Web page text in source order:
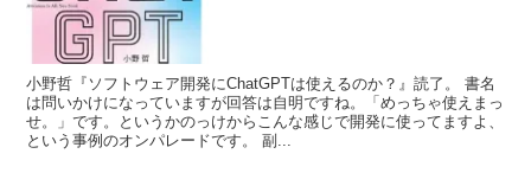
小野哲『ソフトウェア開発にChatGPTは使えるのか？』読了。 書名
は問いかけになっていますが回答は自明ですね。「めっちゃ使えまっ
せ。」です。というかのっけからこんな感じで開発に使ってますよ、
という事例のオンパレードです。 副...